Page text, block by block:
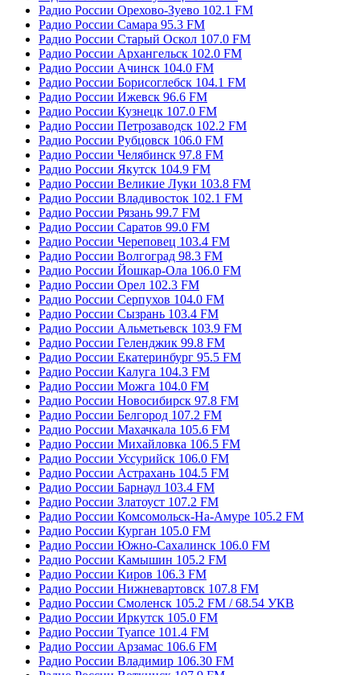
Радио России Орехово-Зуево 102.1 FM
Радио России Самара 95.3 FM
Радио России Старый Оскол 107.0 FM
Радио России Архангельск 102.0 FM
Радио России Ачинск 104.0 FM
Радио России Борисоглебск 104.1 FM
Радио России Ижевск 96.6 FM
Радио России Кузнецк 107.0 FM
Радио России Петрозаводск 102.2 FM
Радио России Рубцовск 106.0 FM
Радио России Челябинск 97.8 FM
Радио России Якутск 104.9 FM
Радио России Великие Луки 103.8 FM
Радио России Владивосток 102.1 FM
Радио России Рязань 99.7 FM
Радио России Саратов 99.0 FM
Радио России Череповец 103.4 FM
Радио России Волгоград 98.3 FM
Радио России Йошкар-Ола 106.0 FM
Радио России Орел 102.3 FM
Радио России Серпухов 104.0 FM
Радио России Сызрань 103.4 FM
Радио России Альметьевск 103.9 FM
Радио России Геленджик 99.8 FM
Радио России Екатеринбург 95.5 FM
Радио России Калуга 104.3 FM
Радио России Можга 104.0 FM
Радио России Новосибирск 97.8 FM
Радио России Белгород 107.2 FM
Радио России Махачкала 105.6 FM
Радио России Михайловка 106.5 FM
Радио России Уссурийск 106.0 FM
Радио России Астрахань 104.5 FM
Радио России Барнаул 103.4 FM
Радио России Златоуст 107.2 FM
Радио России Комсомольск-На-Амуре 105.2 FM
Радио России Курган 105.0 FM
Радио России Южно-Сахалинск 106.0 FM
Радио России Камышин 105.2 FM
Радио России Киров 106.3 FM
Радио России Нижневартовск 107.8 FM
Радио России Смоленск 105.2 FM / 68.54 УКВ
Радио России Иркутск 105.0 FM
Радио России Туапсе 101.4 FM
Радио России Арзамас 106.6 FM
Радио России Владимир 106.30 FM